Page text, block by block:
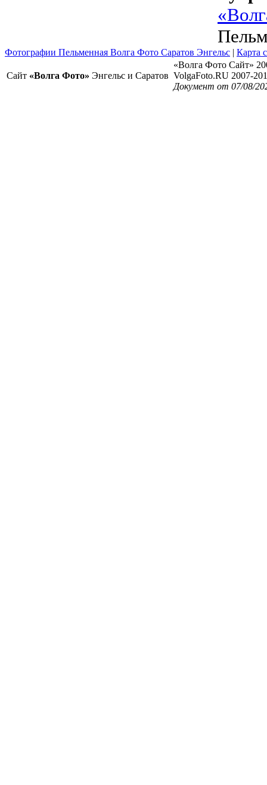
Фотографии Пельменная Волга Фото Саратов Энгельс | Карта
Сайт «Волга Фото» Энгельс и Саратов
«Волга Фото Сайт»
VolgaFoto.RU 2007-
Документ от 07/08/